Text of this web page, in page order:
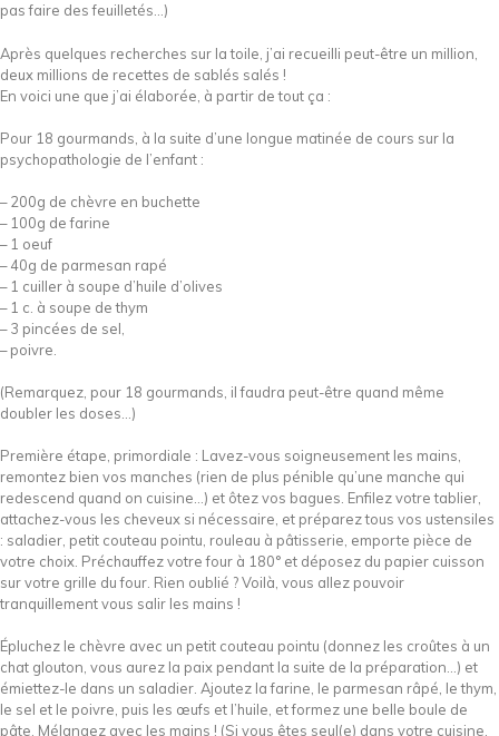
pas faire des feuilletés…)
Après quelques recherches sur la toile, j’ai recueilli peut-être un million,
deux millions de recettes de sablés salés !
En voici une que j’ai élaborée, à partir de tout ça :
Pour 18 gourmands, à la suite d’une longue matinée de cours sur la
psychopathologie de l’enfant :
– 200g de chèvre en buchette
– 100g de farine
– 1 oeuf
– 40g de parmesan rapé
– 1 cuiller à soupe d’huile d’olives
– 1 c. à soupe de thym
– 3 pincées de sel,
– poivre.
(Remarquez, pour 18 gourmands, il faudra peut-être quand même
doubler les doses…)
Première étape, primordiale : Lavez-vous soigneusement les mains,
remontez bien vos manches (rien de plus pénible qu’une manche qui
redescend quand on cuisine…) et ôtez vos bagues. Enfilez votre tablier,
attachez-vous les cheveux si nécessaire, et préparez tous vos ustensiles
: saladier, petit couteau pointu, rouleau à pâtisserie, emporte pièce de
votre choix. Préchauffez votre four à 180° et déposez du papier cuisson
sur votre grille du four. Rien oublié ? Voilà, vous allez pouvoir
tranquillement vous salir les mains !
Épluchez le chèvre avec un petit couteau pointu (donnez les croûtes à un
chat glouton, vous aurez la paix pendant la suite de la préparation…) et
émiettez-le dans un saladier. Ajoutez la farine, le parmesan râpé, le thym,
le sel et le poivre, puis les œufs et l’huile, et formez une belle boule de
pâte. Mélangez avec les mains ! (Si vous êtes seul(e) dans votre cuisine,